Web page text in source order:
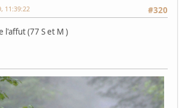
#320
11:39:22
l'affut (77 S et M )